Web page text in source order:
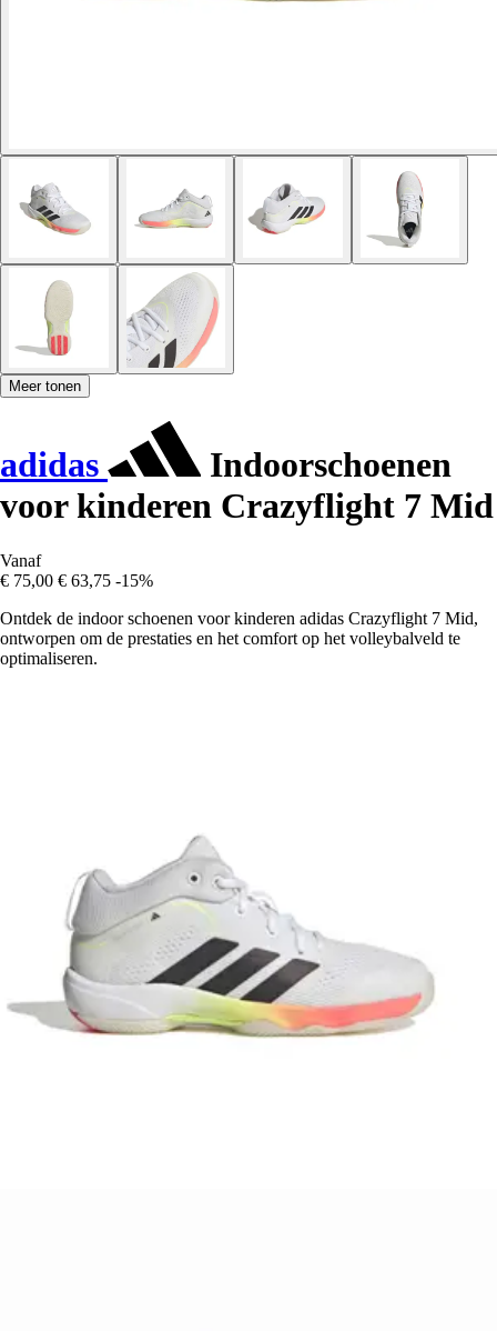
Meer tonen
adidas
Indoorschoenen
voor kinderen Crazyflight 7 Mid
Vanaf
€ 75,00 € 63,75 -15%
Ontdek de indoor schoenen voor kinderen adidas Crazyflight 7 Mid,
ontworpen om de prestaties en het comfort op het volleybalveld te
optimaliseren.